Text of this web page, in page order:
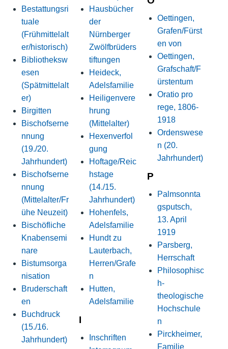
Bestattungsri
tuale
(Frühmittelalt
er/historisch)
Bibliotheksw
esen
(Spätmittelalt
er)
Birgitten
Bischofserne
nnung
(19./20.
Jahrhundert)
Bischofserne
nnung
(Mittelalter/Fr
ühe Neuzeit)
Bischöfliche
Knabensemi
nare
Bistumsorga
nisation
Bruderschaft
en
Buchdruck
(15./16.
Jahrhundert)
Hausbücher
der
Nürnberger
Zwölfbrüders
tiftungen
Heideck,
Adelsfamilie
Heiligenvere
hrung
(Mittelalter)
Hexenverfol
gung
Hoftage/Reic
hstage
(14./15.
Jahrhundert)
Hohenfels,
Adelsfamilie
Hundt zu
Lauterbach,
Herren/Grafe
n
Hutten,
Adelsfamilie
I
Inschriften
Oettingen,
Grafen/Fürst
en von
Oettingen,
Grafschaft/F
ürstentum
Oratio pro
rege, 1806-
1918
Ordenswese
n (20.
Jahrhundert)
P
Palmsonnta
gsputsch,
13. April
1919
Parsberg,
Herrschaft
Philosophisc
h-
theologische
Hochschule
n
Pirckheimer,
Familie